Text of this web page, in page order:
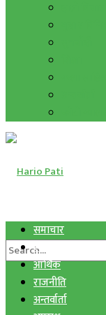
समाचार
स्वास्थ्य
आर्थिक
राजनीति
अन्तर्वार्ता